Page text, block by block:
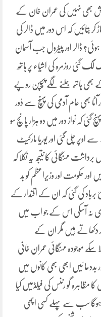
بھی نہیں کی عمران خان کے
بتائیں کہ اس دور میں ڈالر کی
ہوئی؟ ڈالر اور پیٹرول جب آسمان
لگ گئی روزمرہ کی اشیاء پر ہاتھ
ہاتھ جلنے لگے پچپن روپے
آٹا بھی عام آدمی کی پہنچ سے دُور
کہ نواز دور میں دو ہزار پانچ سو
چلی گئی اور یوریا مارکیٹ
مہنگائی کا نتیجہ یہ نکلا کہ
اور حکومت اور وزیراعظم کو بد
کی گئی کہ ان کے اقتدار کے
نہ آسکی اس کے جو اب میں
دکھاتے ہیں مگر ان کے
سکے موجودہ مہنگائی عمران خانی
بددعا ئیں ابھی بھی کانوں میں
مظاہرہ گو رننس کی فیلڈمیں کیا
ہوگا سب سے پہلے کسی اچھی